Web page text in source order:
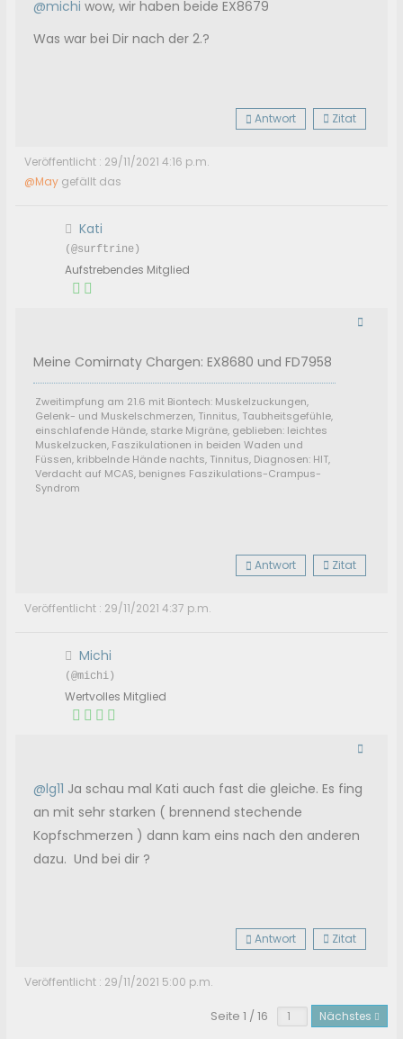
@michi wow, wir haben beide EX8679
Was war bei Dir nach der 2.?
Antwort Zitat
Veröffentlicht : 29/11/2021 4:16 p.m.
@May gefällt das
Kati
(@surftrine)
Aufstrebendes Mitglied
Meine Comirnaty Chargen: EX8680 und FD7958
Zweitimpfung am 21.6 mit Biontech: Muskelzuckungen,
Gelenk- und Muskelschmerzen, Tinnitus, Taubheitsgefühle,
einschlafende Hände, starke Migräne, geblieben: leichtes
Muskelzucken, Faszikulationen in beiden Waden und
Füssen, kribbelnde Hände nachts, Tinnitus, Diagnosen: HIT,
Verdacht auf MCAS, benignes Faszikulations-Crampus-
Syndrom
Antwort Zitat
Veröffentlicht : 29/11/2021 4:37 p.m.
Michi
(@michi)
Wertvolles Mitglied
@lg11 Ja schau mal Kati auch fast die gleiche. Es fing
an mit sehr starken ( brennend stechende
Kopfschmerzen ) dann kam eins nach den anderen
dazu. Und bei dir ?
Antwort Zitat
Veröffentlicht : 29/11/2021 5:00 p.m.
Seite 1 / 16 Nächstes